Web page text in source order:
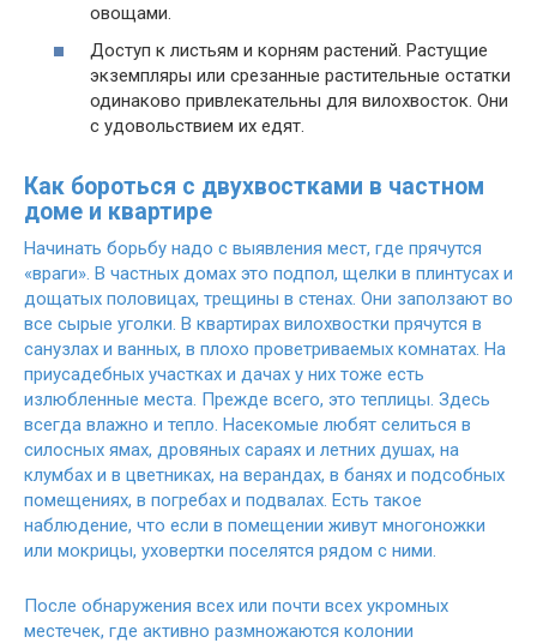
овощами.
Доступ к листьям и корням растений. Растущие
экземпляры или срезанные растительные остатки
одинаково привлекательны для вилохвосток. Они
с удовольствием их едят.
Как бороться с двухвостками в частном
доме и квартире
Начинать борьбу надо с выявления мест, где прячутся
«враги». В частных домах это подпол, щелки в плинтусах и
дощатых половицах, трещины в стенах. Они заползают во
все сырые уголки. В квартирах вилохвостки прячутся в
санузлах и ванных, в плохо проветриваемых комнатах. На
приусадебных участках и дачах у них тоже есть
излюбленные места. Прежде всего, это теплицы. Здесь
всегда влажно и тепло. Насекомые любят селиться в
силосных ямах, дровяных сараях и летних душах, на
клумбах и в цветниках, на верандах, в банях и подсобных
помещениях, в погребах и подвалах. Есть такое
наблюдение, что если в помещении живут многоножки
или мокрицы, уховертки поселятся рядом с ними.
После обнаружения всех или почти всех укромных
местечек, где активно размножаются колонии